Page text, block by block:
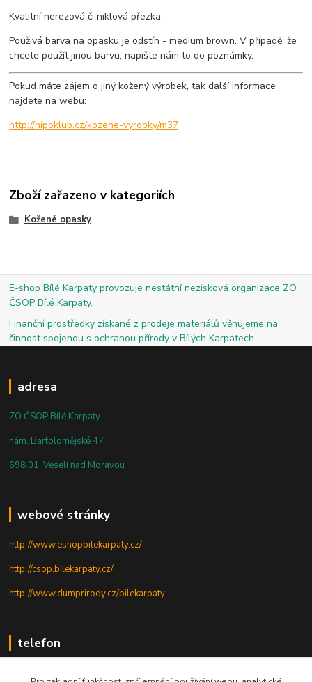
Kvalitní nerezová či niklová přezka.
Použivá barva na opasku je odstín - medium brown. V případě, že
chcete použít jinou barvu, napište nám to do poznámky.
Pokud máte zájem o jiný kožený výrobek, tak další informace
najdete na webu:
http://hipoklub.cz/kozene-vyrobky/m37
Zboží zařazeno v kategoriích
Kožené opasky
E-shop Bílé Karpaty provozuje nestátní nezisková organizace ZO
ČSOP Bílé Karpaty.
Finanční prostředky získané z prodeje materiálů věnujeme na
činnost spojenou s ochranou přírody v Bílých Karpatech.
adresa
ZO ČSOP Bílé Karpaty
nám. Bartolomějské 47
698 01 Veselí nad Moravou
webové stránky
http://www.eshopbilekarpaty.cz/
http://csop.bilekarpaty.cz/
http://www.dumprirody.cz/bilekarpaty
telefon